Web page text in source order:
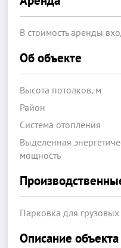
В стоимость аренды
Об объекте
Высота потолков, м
Район
Система отопления
Выделенная
мощность
Парковка для грузовых
Описание объекта